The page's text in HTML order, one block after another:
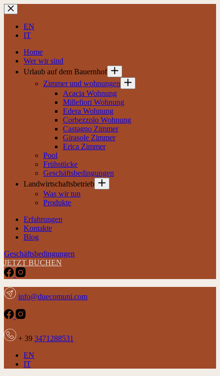
Zum
Inhalt
springen
EN
IT
Home
Wer wir sind
Urlaub auf dem Bauernhof
Zimmer und wohnungen
Acacia Wohnung
Millefiori Wohnung
Edera Wohnung
Corbezzolo Wohnung
Castagno Zimmer
Girasole Zimmer
Erica Zimmer
Pool
Frühstücke
Geschäftsbedingungen
Landwirtschaftsbetrieb
Was wir tun
Produkte
Erfahrungen
Kontakte
Blog
Geschäftsbedingungen
JETZT BUCHEN
info@duecomuni.com
+ 39 3471288531
EN
IT